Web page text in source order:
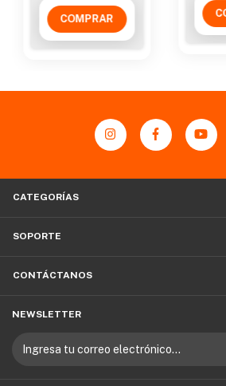
CATEGORÍAS
SOPORTE
CONTÁCTANOS
NEWSLETTER